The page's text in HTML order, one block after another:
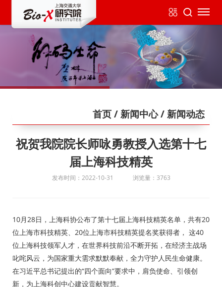
首页/ 新闻中心/ 新闻动态
祝贺我院院长师咏勇教授入选第十七
届上海科技精英
发布时间：2022-10-31 浏览量：3763
10月28日，上海科协公布了第十七届上海科技精英名单，共有20
位上海市科技精英、20位上海市科技精英提名奖获得者， 这40
位上海科技领军人才，在世界科技前沿不断开拓，在经济主战场
叱咤风云，为国家重大需求默默奉献，全力守护人民生命健康。
在习近平总书记提出的“四个面向”要求中，肩负使命、引领创
新，为上海科创中心建设贡献智慧。